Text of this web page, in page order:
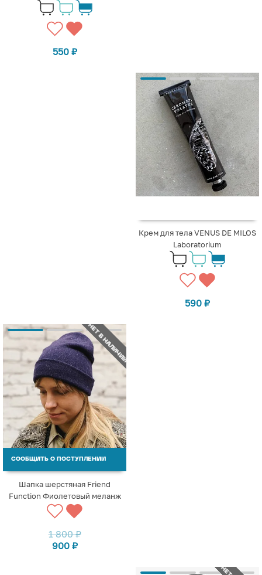
550 ₽
Крем для тела VENUS DE MILOS
Laboratorium
590 ₽
НЕТ В НАЛИЧИИ
СООБЩИТЬ О ПОСТУПЛЕНИИ
Шапка шерстяная Friend
Function Фиолетовый меланж
1 800₽
900 ₽